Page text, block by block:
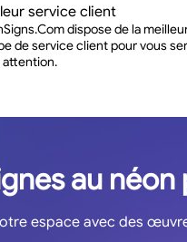
service client
dispose de la
de service client pour vous
attention.
au néon
espace avec des